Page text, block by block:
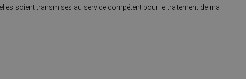
soient transmises au service compétent pour le traitement de ma